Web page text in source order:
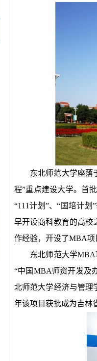
东北师范大学座落
程”重点建设大学。首
“111计划”、“国培计
早开设商科教育的高校
作经验，开设了MBA项
东北师范大学
“中国MBA师资开发及
北师范大学经济与管理
年该项目获批成为吉林